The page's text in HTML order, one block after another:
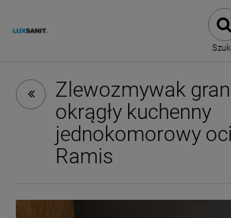
Zlewozmywak
okrągły kuchenny
jednokomorowy
Ramis